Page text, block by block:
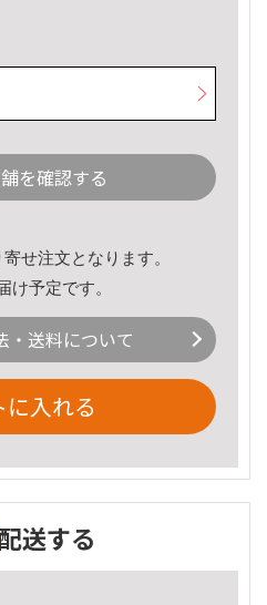
を確認する
せ注文となります。
け予定です。
・送料について
に入れる
配送する